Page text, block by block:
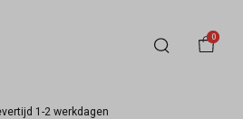
0
1-2 werkdagen